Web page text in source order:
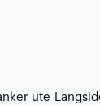
ute